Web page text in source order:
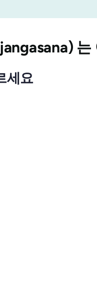
는
세요